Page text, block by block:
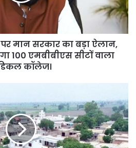
मान सरकार का बड़ा ऐलान,
100 एमबीबीएस सीटों वाला
कॉलेज।